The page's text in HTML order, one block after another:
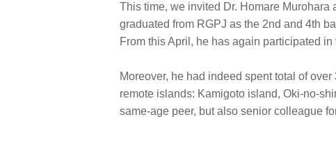
This time, we invited Dr. Homare Murohara
graduated from RGPJ as the 2nd and 4th
From this April, he has again participated
Moreover, he had indeed spent total of
remote islands: Kamigoto island, Oki-no-
same-age peer, but also senior colleague